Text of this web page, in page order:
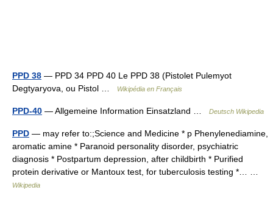
PPD 38 — PPD 34 PPD 40 Le PPD 38 (Pistolet Pulemyot
Degtyaryova, ou Pistol …
Wikipédia en Français
PPD-40 — Allgemeine Information Einsatzland … Deutsch Wikipedia
PPD — may refer to:;Science and Medicine * p Phenylenediamine,
aromatic amine * Paranoid personality disorder, psychiatric
diagnosis * Postpartum depression, after childbirth * Purified
protein derivative or Mantoux test, for tuberculosis testing *… …
Wikipedia